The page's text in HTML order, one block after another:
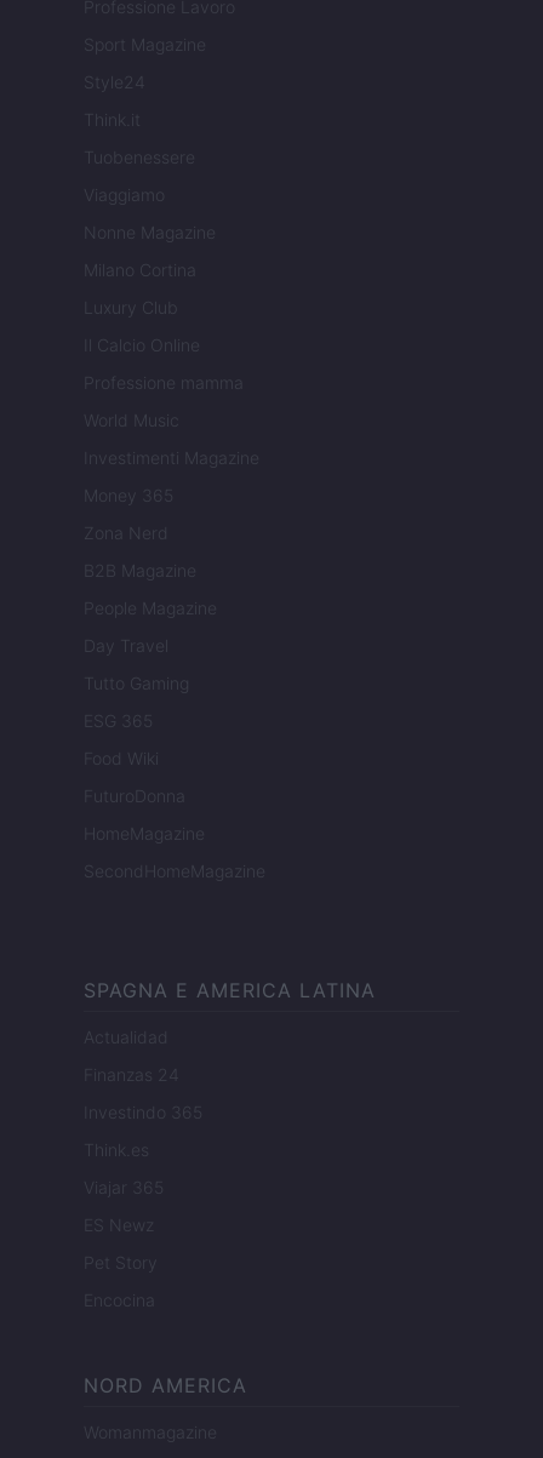
Professione Lavoro
Sport Magazine
Style24
Think.it
Tuobenessere
Viaggiamo
Nonne Magazine
Milano Cortina
Luxury Club
Il Calcio Online
Professione mamma
World Music
Investimenti Magazine
Money 365
Zona Nerd
B2B Magazine
People Magazine
Day Travel
Tutto Gaming
ESG 365
Food Wiki
FuturoDonna
HomeMagazine
SecondHomeMagazine
SPAGNA E AMERICA LATINA
Actualidad
Finanzas 24
Investindo 365
Think.es
Viajar 365
ES Newz
Pet Story
Encocina
NORD AMERICA
Womanmagazine